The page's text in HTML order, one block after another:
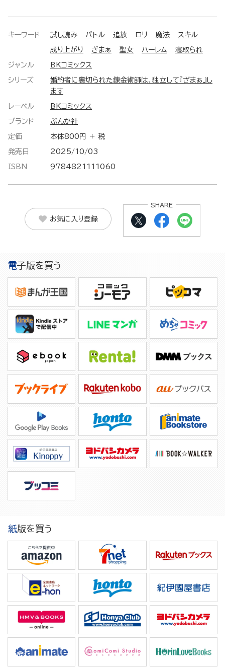
キーワード 試し読み バトル 追放 ロリ 魔法 スキル
成り上がり ざまぁ 聖女 ハーレム 寝取られ
ジャンル BKコミックス
シリーズ
婚約者に裏切られた錬金術師は、独立して『ざまぁ』し
ます
レーベル BKコミックス
ブランド ぶんか社
定価 本体800円 ＋ 税
発売日 2025/10/03
ISBN 9784821111060
お気に入り登録
SHARE
電子版を買う
紙版を買う